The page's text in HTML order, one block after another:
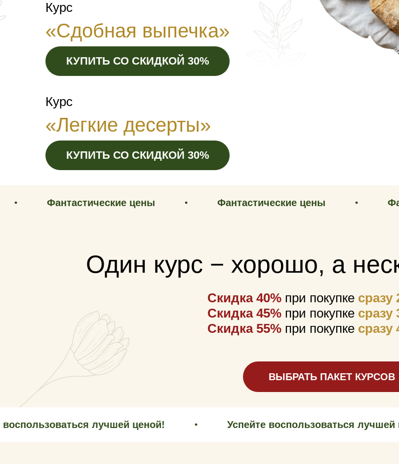
Курс
«Сдобная выпечка»
КУПИТЬ СО СКИДКОЙ 30%
Курс
«Легкие десерты»
КУПИТЬ СО СКИДКОЙ 30%
Фантастические цены Фантастические цены
Cкидка 40% при покупке сразу
Cкидка 45%при покупке сразу
Cкидка 55%при покупке сразу
Один курс − хорошо, а
4-8 марта! Только 4-8 марта!
ВЫБРАТЬ ПАКЕТ КУРСОВ
лучшей ценой! Успейте воспользоваться лучшей ценой!